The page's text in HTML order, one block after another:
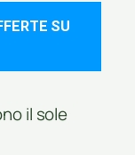
SU
il sole